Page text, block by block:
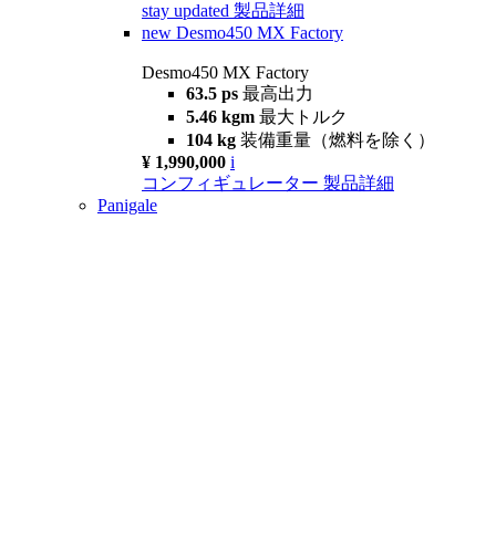
stay updated 製品詳細
new Desmo450 MX Factory
Desmo450 MX Factory
63.5 ps 最高出力
5.46 kgm 最大トルク
104 kg 装備重量（燃料を除く）
¥ 1,990,000 i
コンフィギュレーター 製品詳細
Panigale